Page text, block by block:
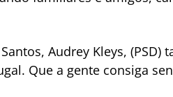
Audrey Kleys,
Que a gente consiga